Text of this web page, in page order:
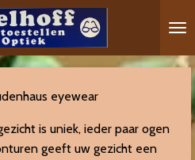
eyewear
is uniek, ieder paar ogen
geeft uw gezicht een